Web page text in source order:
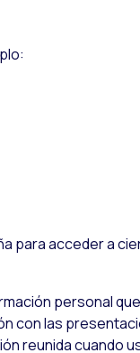
para acceder a
personal
con las
reunida cuando